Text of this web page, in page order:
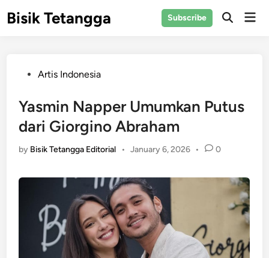
toBisik Tetangga Subscribe
Open
PostedArtis Indonesia
Yasmin Napper Umumkan Putus
dari Giorgino Abraham
by Bisik Tetangga Editorial • January 6, 2026 • 0